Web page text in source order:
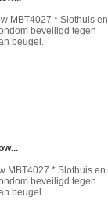
MBT4027 * Slothuis en
beveiligd tegen
beugel.
MBT4027 * Slothuis en
beveiligd tegen
beugel.